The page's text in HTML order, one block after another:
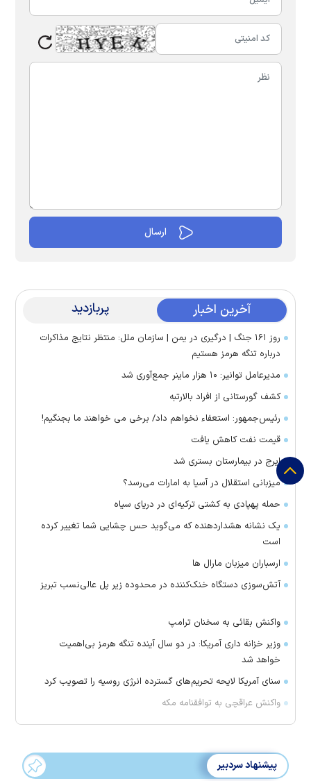
آخرین اخبار پربازدید
روز ۱۶۱ جنگ | درگیری در یمن | سازمان ملل: منتظر نتایج مذاکرات
درباره تنگه هرمز هستیم
مدیرعامل توانیر: ۱۰ هزار ماینر جمع‌آوری شد
کشف گورستانی از افراد بالارتبه
رئیس‌جمهور: استعفاء نخواهم داد/ برخی می خواهند ما بجنگیم!
قیمت نفت کاهش یافت
ایرج در بیمارستان بستری شد
میزبانی استقلال در آسیا به امارات می‌رسد؟
حمله پهپادی به کشتی ترکیه‌ای در دریای سیاه
یک نشانه هشداردهنده که می‌گوید حس چشایی شما تغییر کرده
است
ارسباران میزبان مارال ها
آتش‌سوزی دستگاه خنک‌کننده در محدوده زیر پل عالی‌نسب تبریز
واکنش بقائی به سخنان ترامپ
وزیر خزانه داری آمریکا: در دو سال آینده تنگه هرمز بی‌اهمیت
خواهد شد
سنای آمریکا لایحه تحریم‌های گسترده انرژی روسیه را تصویب کرد
واکنش عراقچی به توافقنامه مکه
پیشنهاد سردبیر